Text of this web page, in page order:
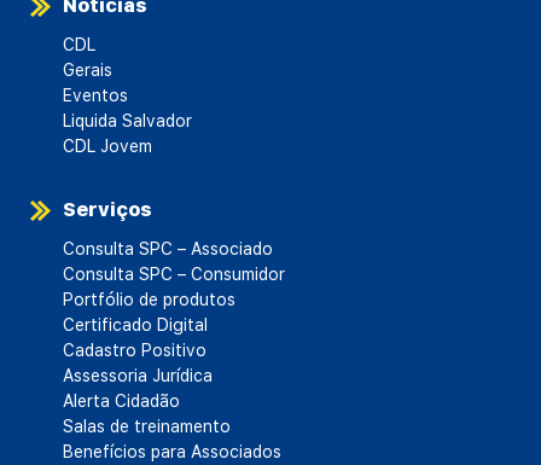
Notícias
CDL
Gerais
Eventos
Liquida Salvador
CDL Jovem
Serviços
Consulta SPC – Associado
Consulta SPC – Consumidor
Portfólio de produtos
Certificado Digital
Cadastro Positivo
Assessoria Jurídica
Alerta Cidadão
Salas de treinamento
Benefícios para Associados